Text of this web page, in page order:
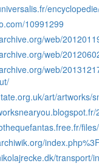
10991299
web/
web/
web/
art/artworks/
transport/